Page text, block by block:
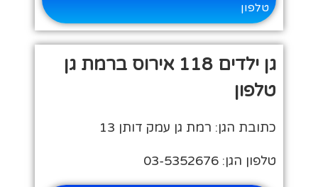
טלפון
גן ילדים 118 אירוס ברמת גן
טלפון
כתובת הגן: רמת גן עמק דותן 13
טלפון הגן: 03-5352676